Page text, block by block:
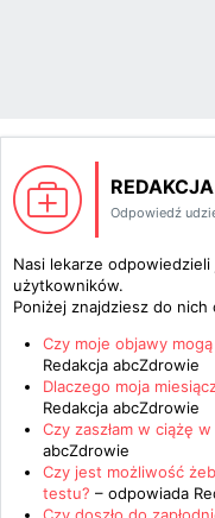
Odpowiedź
Nasi lekarze
użytkowników.
Poniżej znajdziesz do nich
Czy moje objawy
Redakcja abcZdrowie
Dlaczego moja
Redakcja abcZdrowie
Czy zaszłam w ciążę
abcZdrowie
Czy jest możliwość
testu? – odpowiada